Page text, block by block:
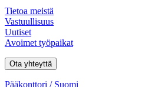
Tietoa meistä
Vastuullisuus
Uutiset
Avoimet työpaikat
Ota yhteyttä
Pääkonttori / Suomi